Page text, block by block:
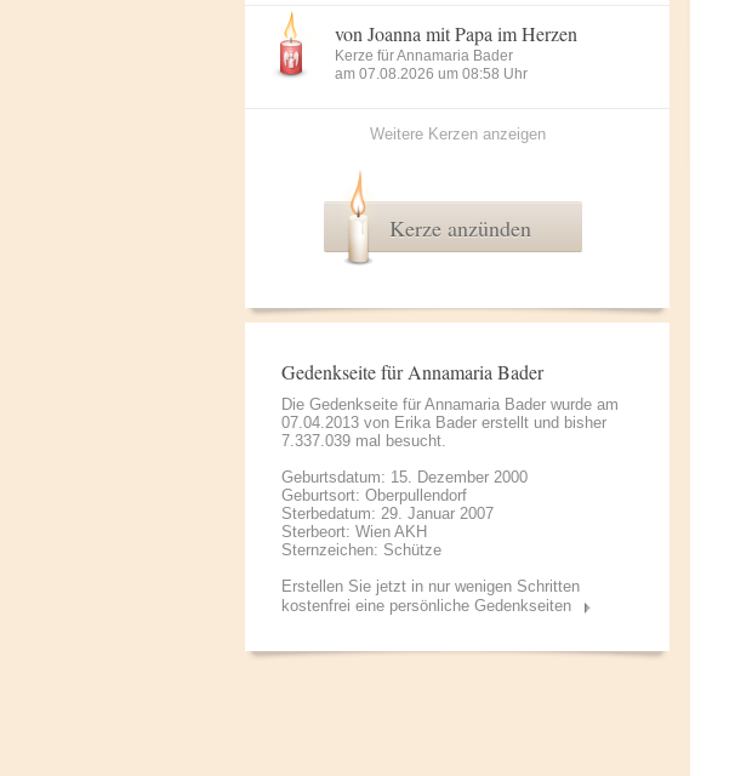
von Joanna mit Papa im Herzen
Kerze für Annamaria Bader
am 07.08.2026 um 08:58 Uhr
Weitere Kerzen anzeigen
Kerze anzünden
Gedenkseite für Annamaria Bader
Die Gedenkseite für Annamaria Bader wurde am
07.04.2013 von Erika Bader erstellt und bisher
7.337.039 mal besucht.
Geburtsdatum: 15. Dezember 2000
Geburtsort: Oberpullendorf
Sterbedatum: 29. Januar 2007
Sterbeort: Wien AKH
Sternzeichen: Schütze
Erstellen Sie jetzt in nur wenigen Schritten
kostenfrei eine persönliche Gedenkseiten